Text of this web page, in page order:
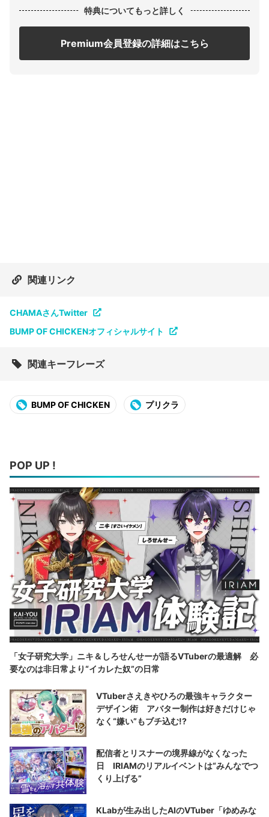
特典についてもっと詳しく
Premium会員登録の詳細はこちら
関連リンク
CHAMAさんTwitter
BUMP OF CHICKENオフィシャルサイト
関連キーフレーズ
BUMP OF CHICKEN プリクラ
POP UP !
「女子研究大学」ニキ＆しろせんせーが語るVTuberの最適解 必
要なのは非日常より“イカレた奴”の日常
VTuberさえきやひろの最強キャラクター
デザイン術 アバター制作は好きだけじゃ
なく“嫌い”もブチ込む!?
配信者とリスナーの境界線がなくなった
日 IRIAMのリアルイベントは“みんなでつ
くり上げる”
KLabが生み出したAIのVTuber「ゆめみな